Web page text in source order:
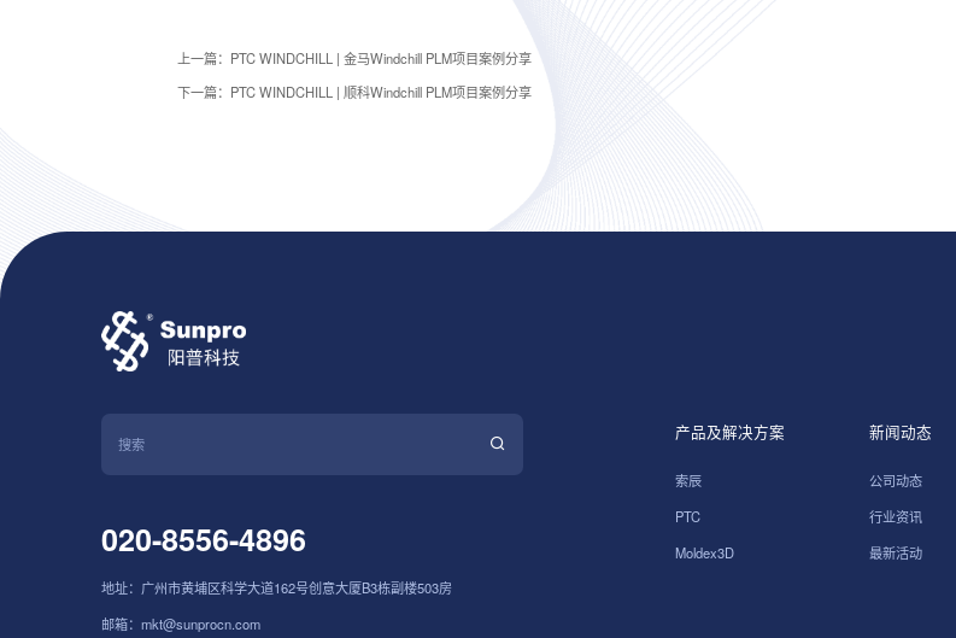
上一篇：PTC WINDCHILL | 金马Windchill PLM项目案例分享
下一篇：PTC WINDCHILL | 顺科Windchill PLM项目案例分享
020-8556-4896
地址：广州市黄埔区科学大道162号创意大厦B3栋副楼503房
邮箱：mkt@sunprocn.com
产品及解决方案
索辰
PTC
Moldex3D
新闻动态
公司动态
行业资讯
最新活动